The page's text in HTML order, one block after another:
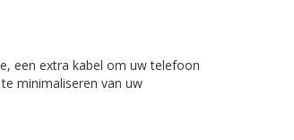
een extra kabel om uw telefoon
minimaliseren van uw